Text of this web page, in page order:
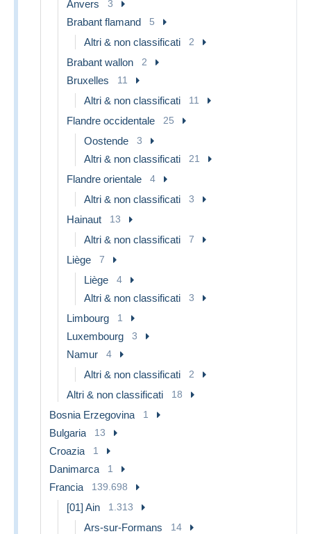
Anvers 3
Brabant flamand 5
Altri & non classificati 2
Brabant wallon 2
Bruxelles 11
Altri & non classificati 11
Flandre occidentale 25
Oostende 3
Altri & non classificati 21
Flandre orientale 4
Altri & non classificati 3
Hainaut 13
Altri & non classificati 7
Liège 7
Liège 4
Altri & non classificati 3
Limbourg 1
Luxembourg 3
Namur 4
Altri & non classificati 2
Altri & non classificati 18
Bosnia Erzegovina 1
Bulgaria 13
Croazia 1
Danimarca 1
Francia 139.698
[01] Ain 1.313
Ars-sur-Formans 14